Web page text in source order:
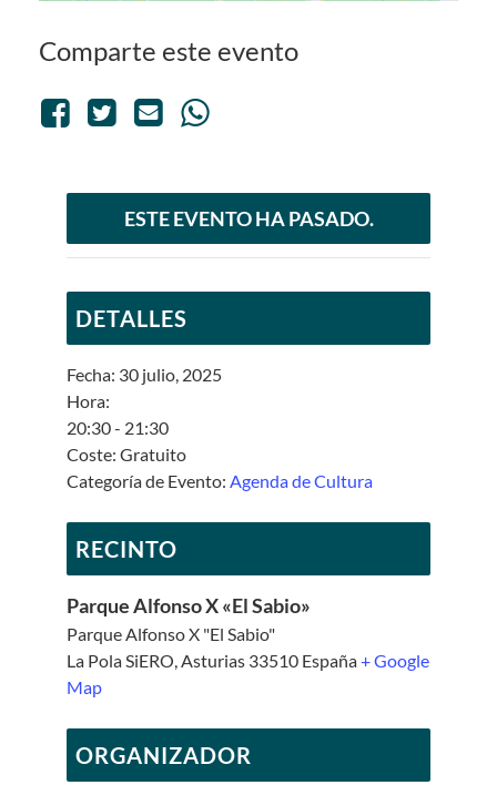
Comparte este evento
ESTE EVENTO HA PASADO.
DETALLES
Fecha: 30 julio, 2025
Hora:
20:30 - 21:30
Coste: Gratuito
Categoría de Evento: Agenda de Cultura
RECINTO
Parque Alfonso X «El Sabio»
Parque Alfonso X "El Sabio"
La Pola SiERO,Asturias 33510 España+ Google
Map
ORGANIZADOR